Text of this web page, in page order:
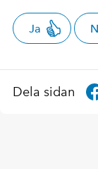
Ja
Dela sidan